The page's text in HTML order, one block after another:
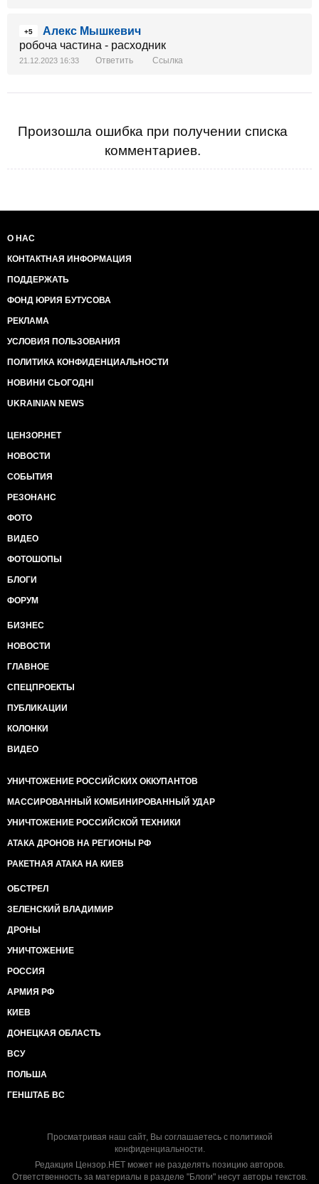
+5
Алекс Мышкевич
робоча частина - расходник
21.12.2023 16:33 Ответить Ссылка
Произошла ошибка при получении списка
комментариев.
О НАС
КОНТАКТНАЯ ИНФОРМАЦИЯ
ПОДДЕРЖАТЬ
ФОНД ЮРИЯ БУТУСОВА
РЕКЛАМА
УСЛОВИЯ ПОЛЬЗОВАНИЯ
ПОЛИТИКА КОНФИДЕНЦИАЛЬНОСТИ
НОВИНИ СЬОГОДНІ
UKRAINIAN NEWS
ЦЕНЗОР.НЕТ
НОВОСТИ
СОБЫТИЯ
РЕЗОНАНС
ФОТО
ВИДЕО
ФОТОШОПЫ
БЛОГИ
ФОРУМ
БИЗНЕС
НОВОСТИ
ГЛАВНОЕ
СПЕЦПРОЕКТЫ
ПУБЛИКАЦИИ
КОЛОНКИ
ВИДЕО
УНИЧТОЖЕНИЕ РОССИЙСКИХ ОККУПАНТОВ
МАССИРОВАННЫЙ КОМБИНИРОВАННЫЙ УДАР
УНИЧТОЖЕНИЕ РОССИЙСКОЙ ТЕХНИКИ
АТАКА ДРОНОВ НА РЕГИОНЫ РФ
РАКЕТНАЯ АТАКА НА КИЕВ
ОБСТРЕЛ
ЗЕЛЕНСКИЙ ВЛАДИМИР
ДРОНЫ
УНИЧТОЖЕНИЕ
РОССИЯ
АРМИЯ РФ
КИЕВ
ДОНЕЦКАЯ ОБЛАСТЬ
ВСУ
ПОЛЬША
ГЕНШТАБ ВС
Просматривая наш сайт, Вы соглашаетесь с политикой
конфиденциальности.
Редакция Цензор.НЕТ может не разделять позицию авторов.
Ответственность за материалы в разделе "Блоги" несут авторы текстов.